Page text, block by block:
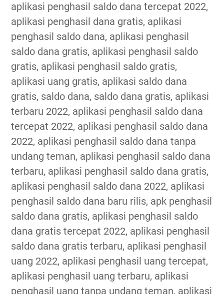
aplikasi penghasil saldo dana tercepat 2022,
aplikasi penghasil dana gratis, aplikasi
penghasil saldo dana, aplikasi penghasil
saldo dana gratis, aplikasi penghasil saldo
gratis, aplikasi penghasil saldo gratis,
aplikasi uang gratis, aplikasi saldo dana
gratis, saldo dana, saldo dana gratis, aplikasi
terbaru 2022, aplikasi penghasil saldo dana
tercepat 2022, aplikasi penghasil saldo dana
2022, aplikasi penghasil saldo dana tanpa
undang teman, aplikasi penghasil saldo dana
terbaru, aplikasi penghasil saldo dana gratis,
aplikasi penghasil saldo dana 2022, aplikasi
penghasil saldo dana baru rilis, apk penghasil
saldo dana gratis, aplikasi penghasil saldo
dana gratis tercepat 2022, aplikasi penghasil
saldo dana gratis terbaru, aplikasi penghasil
uang 2022, aplikasi penghasil uang tercepat,
aplikasi penghasil uang terbaru, aplikasi
penghasil uang tanpa undang teman, aplikasi